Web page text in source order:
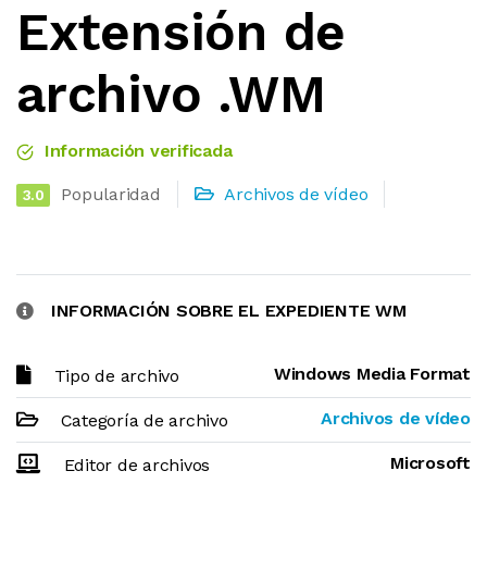
Extensión de
archivo .WM
Información verificada
3.0 Popularidad Archivos de vídeo
INFORMACIÓN SOBRE EL EXPEDIENTE WM
Tipo de archivo Windows Media Format
Categoría de archivo Archivos de vídeo
Editor de archivos Microsoft